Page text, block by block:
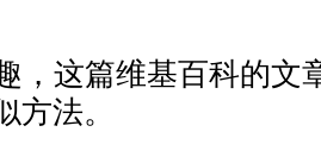
，这篇维基百科的文
方法。